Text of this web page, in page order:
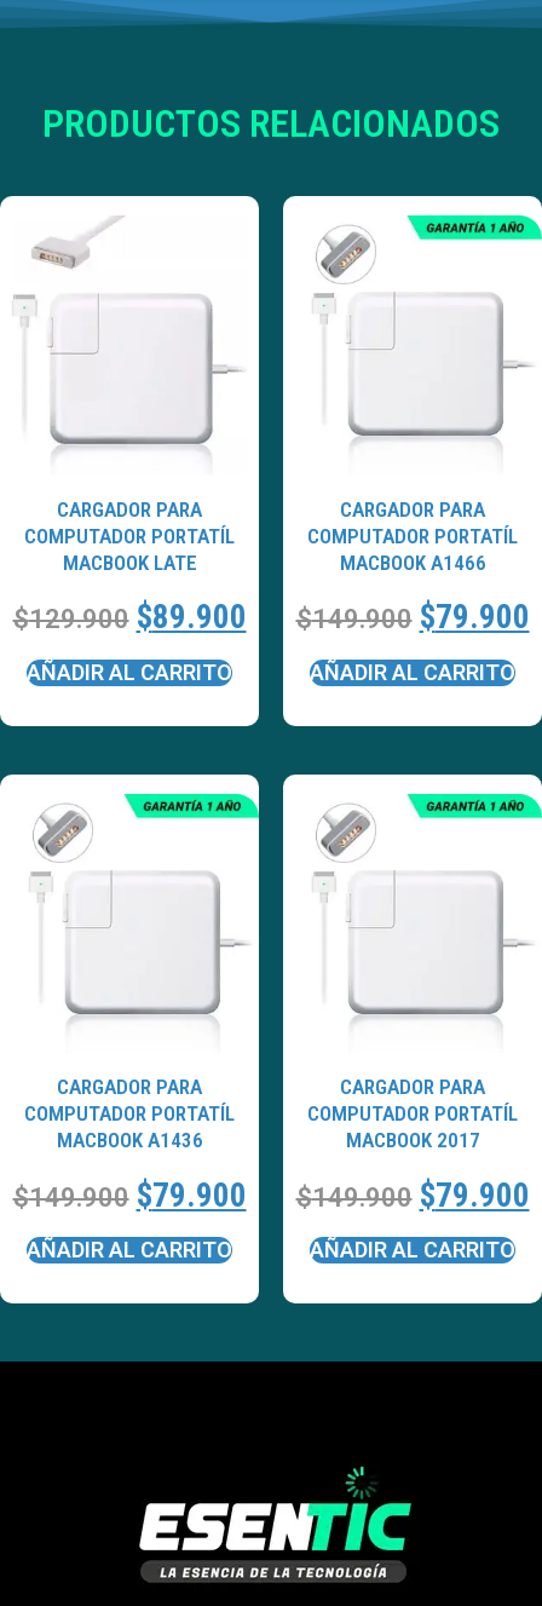
PRODUCTOS RELACIONADOS
CARGADOR PARA
COMPUTADOR PORTATÍL
MACBOOK LATE
$129.900 $89.900
AÑADIR AL CARRITO
CARGADOR PARA
COMPUTADOR PORTATÍL
MACBOOK A1466
$149.900 $79.900
AÑADIR AL CARRITO
CARGADOR PARA
COMPUTADOR PORTATÍL
MACBOOK A1436
$149.900 $79.900
AÑADIR AL CARRITO
CARGADOR PARA
COMPUTADOR PORTATÍL
MACBOOK 2017
$149.900 $79.900
AÑADIR AL CARRITO